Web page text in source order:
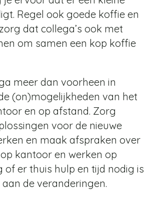
Regel ook goede koffie en
dat collega’s ook met
om samen een kop koffie
meer dan voorheen in
(on)mogelijkheden van het
en op afstand. Zorg
voor de nieuwe
en maak afspraken over
kantoor en werken op
of er thuis hulp en tijd nodig is
de veranderingen.